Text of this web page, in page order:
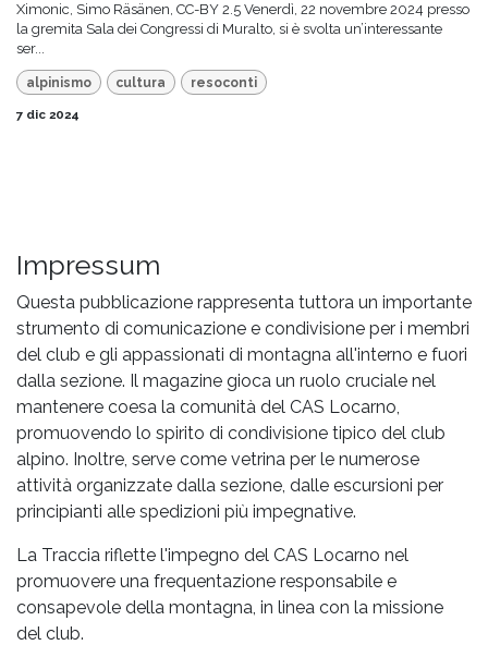
Ximonic, Simo Räsänen, CC-BY 2.5 Venerdì, 22 novembre 2024 presso
la gremita Sala dei Congressi di Muralto, si è svolta un’interessante
ser...
alpinismo cultura resoconti
7 dic 2024
Impressum
Questa pubblicazione rappresenta tuttora un importante
strumento di comunicazione e condivisione per i membri
del club e gli appassionati di montagna all'interno e fuori
dalla sezione. Il magazine gioca un ruolo cruciale nel
mantenere coesa la comunità del CAS Locarno,
promuovendo lo spirito di condivisione tipico del club
alpino. Inoltre, serve come vetrina per le numerose
attività organizzate dalla sezione, dalle escursioni per
principianti alle spedizioni più impegnative.
La Traccia riflette l'impegno del CAS Locarno nel
promuovere una frequentazione responsabile e
consapevole della montagna, in linea con la missione
del club.